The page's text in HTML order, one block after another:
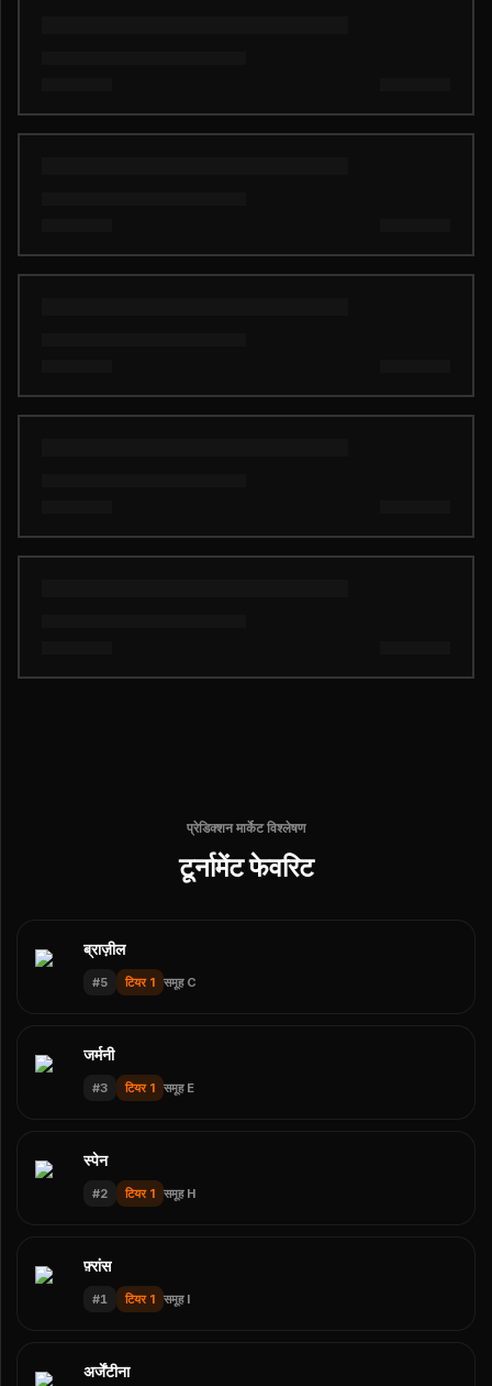
प्रेडिक्शन मार्केट विश्लेषण
टूर्नामेंट फेवरिट
ब्राज़ील
#5 टियर 1 समूह C
जर्मनी
#3 टियर 1 समूह E
स्पेन
#2 टियर 1 समूह H
फ़्रांस
#1 टियर 1 समूह I
अर्जेंटीना